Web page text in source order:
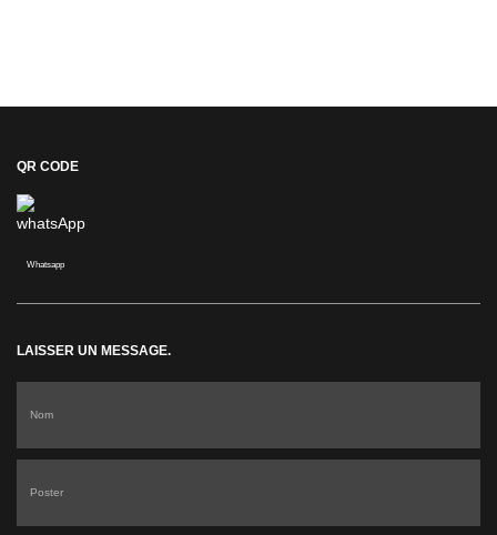
QR CODE
Whatsapp
LAISSER UN MESSAGE.